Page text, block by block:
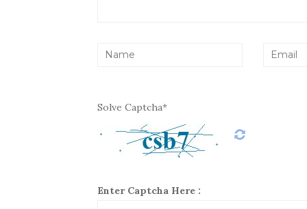
Solve Captcha*
Enter Captcha Here :